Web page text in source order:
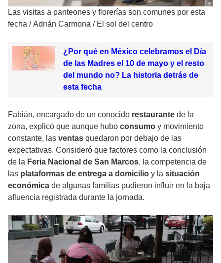
Las visitas a panteones y florerías son comunes por esta
fecha /Adrián Carmona / El sol del centro
¿Por qué en México celebramos el Día
de las Madres el 10 de mayo y el resto
del mundo no? La historia detrás de
esta fecha
Fabián, encargado de un conocido restaurante de la
zona, explicó que aunque hubo consumo y movimiento
constante, las ventas quedaron por debajo de las
expectativas. Consideró que factores como la conclusión
de la Feria Nacional de San Marcos, la competencia de
las plataformas de entrega a domicilio y la situación
económica de algunas familias pudieron influir en la baja
afluencia registrada durante la jornada.